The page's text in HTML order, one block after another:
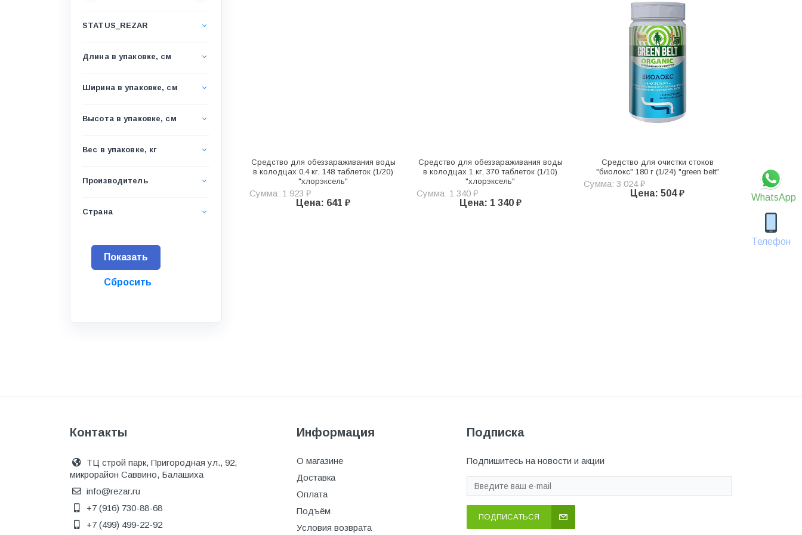
WhatsApp
Телефон
Гидроизоляция
комплектующие
Дренажные системы
регулирующая
инструменты
Коллекторы и шкафы
Компоненты оптической
системы
Косметика и уход
STATUS_REZAR
Длина в упаковке, см
Ширина в упаковке, см
Высота в упаковке, см
Вес в упаковке, кг
Производитель
Страна
Средство для обеззараживания воды
в колодцах 0,4 кг, 148 таблеток (1/20)
"хлорэксель"
Сумма: 1 923 ₽
Цена: 641 ₽
Средство для обеззараживания воды
в колодцах 1 кг, 370 таблеток (1/10)
"хлорэксель"
Сумма: 1 340 ₽
Цена: 1 340 ₽
Средство для очистки стоков
"биолокс" 180 г (1/24) "green belt"
Сумма: 3 024 ₽
Цена: 504 ₽
Контакты
ТЦ строй парк, Пригородная ул., 92,
микрорайон Саввино, Балашиха
info@rezar.ru
+7 (916) 730-88-68
+7 (499) 499-22-92
Информация
О магазине
Доставка
Оплата
Подъём
Условия возврата
Подписка
Подпишитесь на новости и акции
ПОДПИСАТЬСЯ